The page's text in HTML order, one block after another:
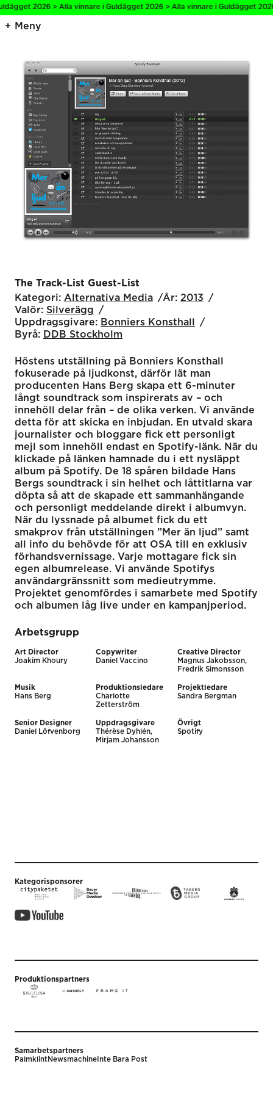
2026 > Alla vinnare i Guldägget 2026 > Alla vinnare i Guldägget
Meny
The Track-List Guest-List
Kategori: Alternativa Media År: 2013
Valör: Silverägg
Uppdragsgivare: Bonniers Konsthall
Byrå: DDB Stockholm
Höstens utställning på Bonniers Konsthall
fokuserade på ljudkonst, därför lät man
producenten Hans Berg skapa ett 6-minuter
långt soundtrack som inspirerats av – och
innehöll delar från – de olika verken. Vi använde
detta för att skicka en inbjudan. En utvald skara
journalister och bloggare fick ett personligt
mejl som innehöll endast en Spotify-länk. När du
klickade på länken hamnade du i ett nysläppt
album på Spotify. De 18 spåren bildade Hans
Bergs soundtrack i sin helhet och låttitlarna var
döpta så att de skapade ett sammanhängande
och personligt meddelande direkt i albumvyn.
När du lyssnade på albumet fick du ett
smakprov från utställningen ”Mer än ljud” samt
all info du behövde för att OSA till en exklusiv
förhandsvernissage. Varje mottagare fick sin
egen albumrelease. Vi använde Spotifys
användargränssnitt som medieutrymme.
Projektet genomfördes i samarbete med Spotify
och albumen låg live under en kampanjperiod.
Arbetsgrupp
Art Director
Joakim Khoury
Copywriter
Daniel Vaccino
Creative Director
Magnus Jakobsson,
Fredrik Simonsson
Musik
Hans Berg
Produktionsledare
Charlotte
Zetterström
Projektledare
Sandra Bergman
Senior Designer
Daniel Löfvenborg
Uppdragsgivare
Thérèse Dyhlén,
Mirjam Johansson
Övrigt
Spotify
Kategorisponsorer
Produktionspartners
Samarbetspartners
PalmklintNewsmachine Inte Bara Post